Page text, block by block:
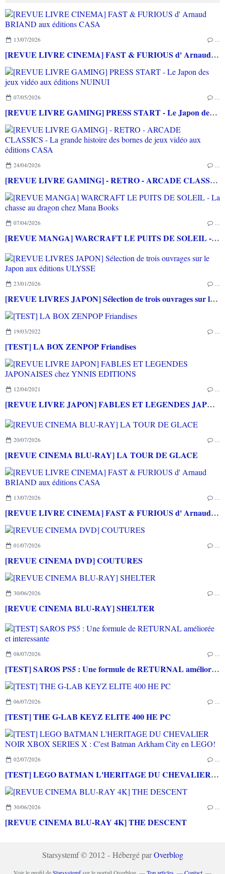
13/07/2026 …
[REVUE LIVRE CINEMA] FAST & FURIOUS d' Arnaud BRIAND aux éditions CASA
07/05/2026 …
[REVUE LIVRE GAMING] PRESS START - Le Japon des jeux vidéo aux éditions NUINUI
24/04/2026 …
[REVUE LIVRE GAMING] - RETRO - ARCADE CLASSICS - La grande histoire des bornes de jeux vidéo aux éditions CASA
07/04/2026 …
[REVUE MANGA] WARCRAFT LE PUITS DE SOLEIL - La chasse au dragon chez Mana Books
23/01/2026 …
[REVUE LIVRES JAPON] Sélection de trois ouvrages sur le Japon aux éditions ULYSSE
19/03/2022 …
[TEST] LA BOX ZENPOP Friandises
12/04/2021 …
[REVUE LIVRE JAPON] FABLES ET LEGENDES JAPONAISES chez YNNIS EDITIONS
20/07/2026 …
[REVUE CINEMA BLU-RAY] LA TOUR DE GLACE
13/07/2026 …
[REVUE LIVRE CINEMA] FAST & FURIOUS d' Arnaud BRIAND aux éditions CASA
01/07/2026 …
[REVUE CINEMA DVD] COUTURES
30/06/2026 …
[REVUE CINEMA BLU-RAY] SHELTER
08/07/2026 …
[TEST] SAROS PS5 : Une formule de RETURNAL améliorée et interessante
06/07/2026 …
[TEST] THE G-LAB KEYZ ELITE 400 HE PC
02/07/2026 …
[TEST] LEGO BATMAN L'HERITAGE DU CHEVALIER NOIR XBOX SERIES X : C'est Batman Arkham City en LEGO!
30/06/2026 …
[REVUE CINEMA BLU-RAY 4K] THE DESCENT
Starsystemf © 2012 - Hébergé parOverblog